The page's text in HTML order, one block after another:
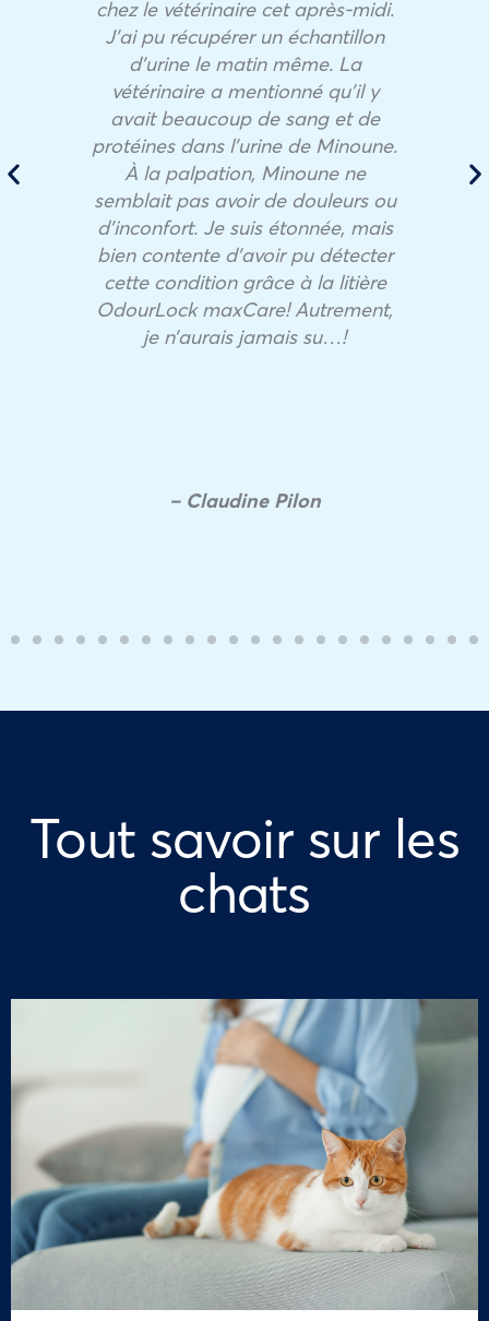
chez le vétérinaire cet après-midi.
J’ai pu récupérer un échantillon
d’urine le matin même. La
vétérinaire a mentionné qu’il y
avait beaucoup de sang et de
protéines dans l’urine de Minoune.
À la palpation, Minoune ne
semblait pas avoir de douleurs ou
d’inconfort. Je suis étonnée, mais
bien contente d’avoir pu détecter
cette condition grâce à la litière
OdourLock maxCare! Autrement,
je n’aurais jamais su…!
– Claudine Pilon
Tout savoir sur les
chats